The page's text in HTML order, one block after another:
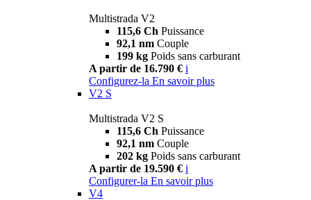
Multistrada V2
115,6 Ch Puissance
92,1 nm Couple
199 kg Poids sans carburant
A partir de 16.790 € i
Configurez-la En savoir plus
V2 S
Multistrada V2 S
115,6 Ch Puissance
92,1 nm Couple
202 kg Poids sans carburant
A partir de 19.590 € i
Configurer-la En savoir plus
V4